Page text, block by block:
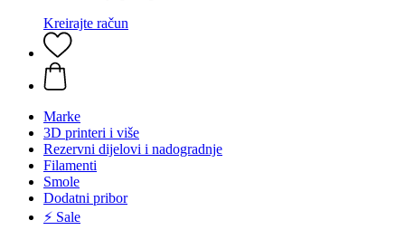
Kreirajte račun
Marke
3D printeri i više
Rezervni dijelovi i nadogradnje
Filamenti
Smole
Dodatni pribor
⚡ Sale